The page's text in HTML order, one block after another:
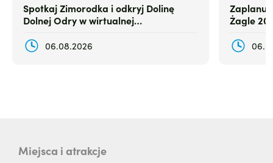
Spotkaj Zimorodka i odkryj Dolinę
Dolnej Odry w wirtualnej
06.08.2026
Zaplanuj
Żagle
Miejsca i atrakcje